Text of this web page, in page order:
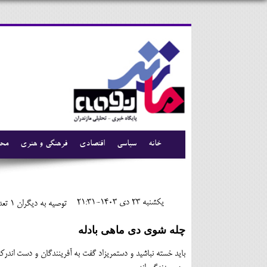
فرهنگی و هنری اقتصادی سیاسی خانه
توصیه به دیگران 1 يکشنبه 23 دی 1403-21:31
چله شوی دی ماهی بادله
باید خسته نباشید و دستمریزاد گفت به آفرینندگان و دست